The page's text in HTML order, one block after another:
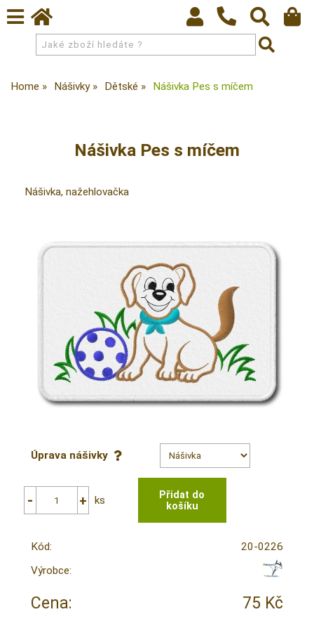
Home Nášivky Dětské Nášivka Pes s míčem
Nášivka Pes s míčem
Nášivka, nažehlovačka
Úprava nášivky
ks
Kód:
20-0226
Výrobce:
Cena: 75 Kč